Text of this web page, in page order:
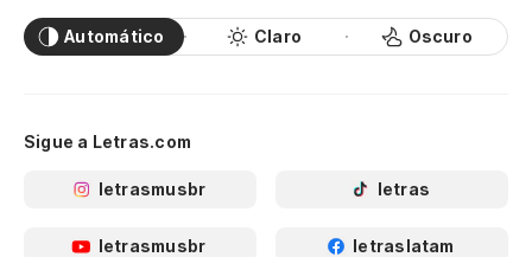
Automático Claro Oscuro
Sigue a Letras.com
letrasmusbr letras
letrasmusbr letraslatam